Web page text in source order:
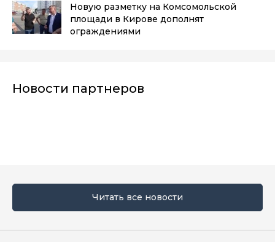
Новую разметку на Комсомольской
площади в Кирове дополнят
ограждениями
Новости партнеров
Читать все новости